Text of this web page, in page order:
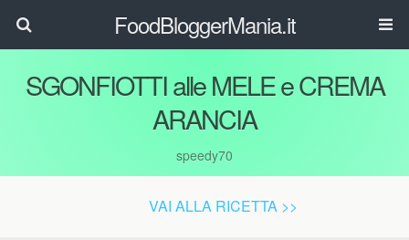
FoodBloggerMania.it
SGONFIOTTI alle MELE e CREMA
ARANCIA
speedy70
VAI ALLA RICETTA >>